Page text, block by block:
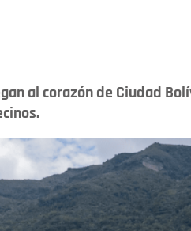
al corazón de Ciudad